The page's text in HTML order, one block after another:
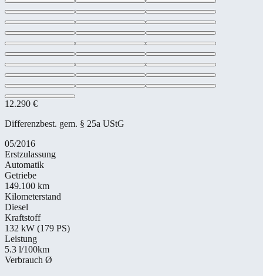
12.290 €
Differenzbest. gem. § 25a UStG
05/2016
Erstzulassung
Automatik
Getriebe
149.100 km
Kilometerstand
Diesel
Kraftstoff
132 kW (179 PS)
Leistung
5.3 l/100km
Verbrauch Ø